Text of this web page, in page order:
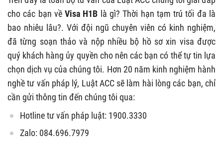
cho các bạn vềVisa H1B là gì? Thời hạn tạm trú tối đa là
bao nhiêu lâu?. Với đội ngũ chuyên viên có kinh nghiệm,
đã từng soạn thảo và nộp nhiều bộ hồ sơ xin visa được
quý khách hàng ủy quyền cho nên các bạn có thể tự tin lựa
chọn dịch vụ của chúng tôi. Hơn 20 năm kinh nghiệm hành
nghề tư vấn pháp lý, Luật ACC sẽ làm hài lòng các bạn, chỉ
cần gửi thông tin đến chúng tôi qua:
Hotline tư vấn pháp luật: 1900.3330
Zalo: 084.696.7979